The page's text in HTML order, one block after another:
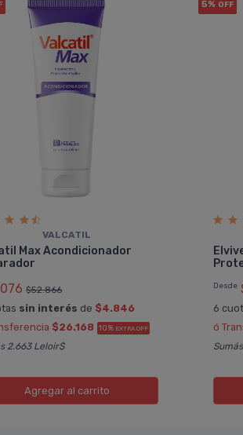
VALCATIL
Max Acondicionador
$52.866
sin interés de $4.846
$26.168 10% EXTRA OFF
2.663 Leloir$
Agregaral carrito
5% OFF
Desde
6
ó